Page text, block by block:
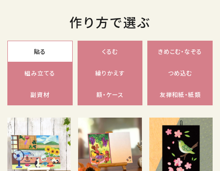
作り方で選ぶ
貼る くるむ きめこむ・なぞる
組み立てる 繰りかえす つめ込む
副資材 額・ケース 友禅和紙・紙類